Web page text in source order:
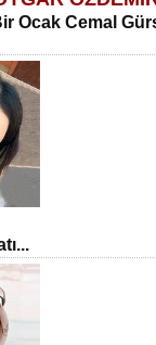
Ocak Cemal